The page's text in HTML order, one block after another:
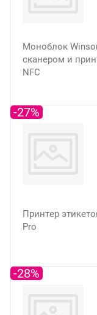
Моноблок
сканером и
NFC
Принтер
Pro
-27%
-28%